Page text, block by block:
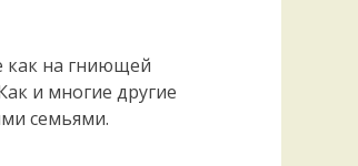
как на гниющей
и многие другие
семьями.